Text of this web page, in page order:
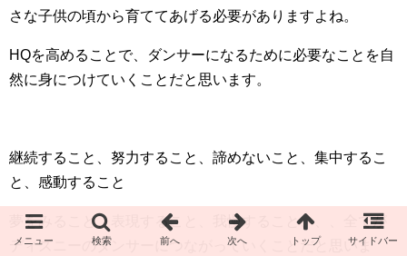
さな子供の頃から育ててあげる必要がありますよね。
HQを高めることで、ダンサーになるために必要なことを自
然に身につけていくことだと思います。
継続すること、努力すること、諦めないこと、集中するこ
と、感動すること
夢をみること、表現すること、我慢すること、、、全てが
ディズニーのダンサーにつながっていくことだと思いま